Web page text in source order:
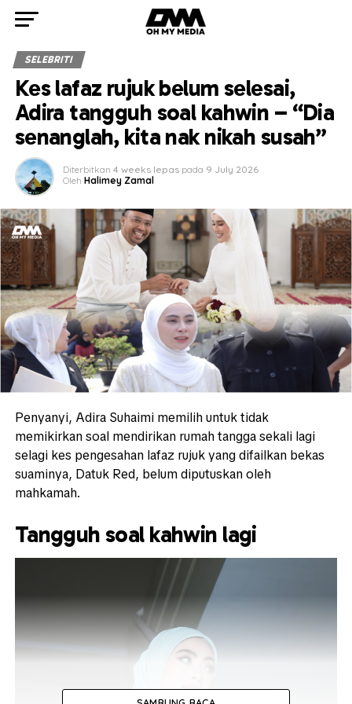
SELEBRITI
Kes lafaz rujuk belum selesai,
Adira tangguh soal kahwin – “Dia
senanglah, kita nak nikah susah”
Diterbitkan 4 weeks lepas pada 9 July 2026
Oleh Halimey Zamal
Penyanyi, Adira Suhaimi memilih untuk tidak
memikirkan soal mendirikan rumah tangga sekali lagi
selagi kes pengesahan lafaz rujuk yang difailkan bekas
suaminya, Datuk Red, belum diputuskan oleh
mahkamah.
Tangguh soal kahwin lagi